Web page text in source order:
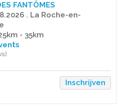
FANTÔMES
. La Roche-en-
- 35km
Inschrijven